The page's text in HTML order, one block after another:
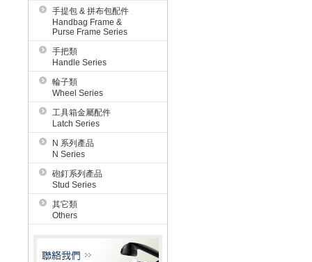
手提包 & 拼布包配件
Handbag Frame &
Purse Frame Series
手把類
Handle Series
輪子類
Wheel Series
工具箱金屬配件
Latch Series
N 系列產品
N Series
砲釘系列產品
Stud Series
其它類
Others